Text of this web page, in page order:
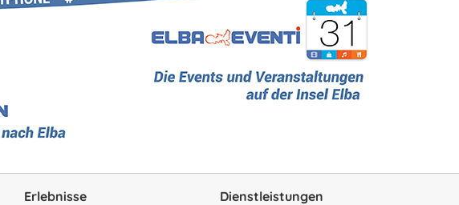
Erlebnisse
Dienstleistungen